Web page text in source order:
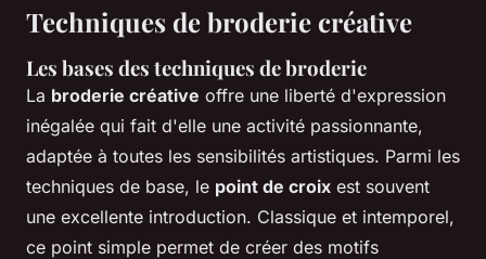
Techniques de broderie créative
Les bases des techniques de broderie
La broderie créative offre une liberté d'expression
inégalée qui fait d'elle une activité passionnante,
adaptée à toutes les sensibilités artistiques. Parmi les
techniques de base, le point de croix est souvent
une excellente introduction. Classique et intemporel,
ce point simple permet de créer des motifs